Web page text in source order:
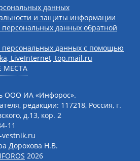
данных
и защиты информации
персональных данных обратной
персональных данных с помощью
LiveInternet, top.mail.ru
МЕСТА
ООО ИА «Инфорос».
редакции: 117218, Россия, г.
д.13, кор. 2
11
vestnik.ru
Дорохова Н.В.
2026